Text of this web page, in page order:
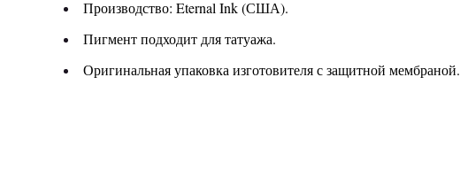
Производство: Eternal Ink (США).
Пигмент подходит для татуажа.
Оригинальная упаковка изготовителя с защитной мембраной.